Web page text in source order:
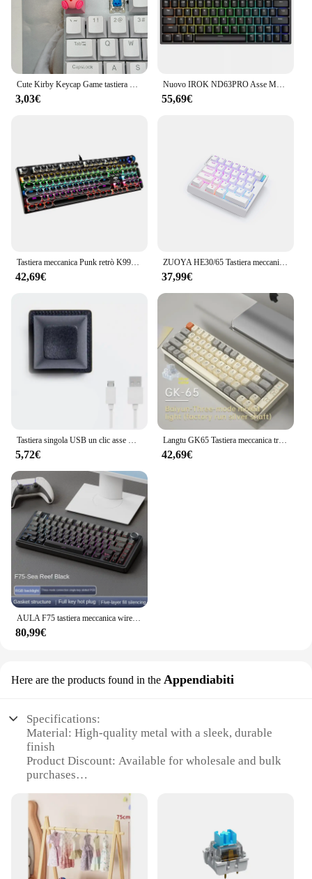
Cute Kirby Keycap Game tastiera meccanica R4 ESC Cross Axis Cartoon Anime Pink Girl Heart Keycap
3,03€
Nuovo IROK ND63PRO Asse Magnetico Tastiera Meccanica 0 Zona Morta Hot Plug Rgb Gaming 0.02mm Classe Socd Tastiera Ufficio Gaming regalo
55,69€
Tastiera meccanica Punk retrò K990 interruttore blu nero marrone 104 tasti tastiere da gioco cablate USB retroilluminazione RGB per PC Laptop K990
42,69€
ZUOYA HE30/65 Tastiera meccanica ad asse magnetico cablato 8k Trigger rapido Retroilluminazione RGB Tastiera personalizzata da gioco E-Sports
37,99€
5,72€
Langtu GK65 Tastiera meccanica tri-modale 65 tasti 65% Layout Asse dorato/Asse argento Struttura guarnizione luce hot-swap Ufficio e-sport
42,69€
80,99€
Here are the products found in the Appendiabiti
Specifications:
Material: High-quality metal with a sleek, durable
finish
Product Discount: Available for wholesale and bulk
purchases
Appendiabiti
Design and Style: Modern, elegant design that
complements any decor
Usage and Purpose: Perfect for organizing and
displaying canes, walking sticks, and umbrellas
Typical Adaptive Scenario: Ideal for homes, offices,